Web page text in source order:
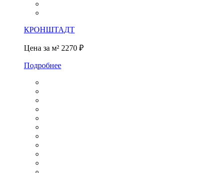
КРОНШТАДТ
Цена за м² 2270 ₽
Подробнее